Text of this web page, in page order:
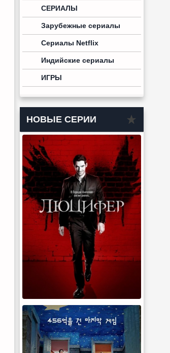
СЕРИАЛЫ
Зарубежные сериалы
Сериалы Netflix
Индийские сериалы
ИГРЫ
НОВЫЕ СЕРИИ